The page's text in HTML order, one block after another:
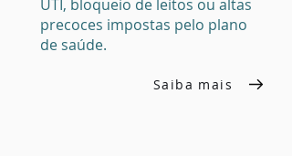
UTI, bloqueio de leitos ou altas
precoces impostas pelo plano
de saúde.
Saiba mais